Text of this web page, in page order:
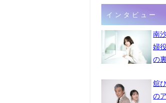
インタビュー
南
婦
の
舘
の